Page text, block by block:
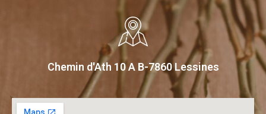
Chemin d'Ath 10 A B-7860 Lessines